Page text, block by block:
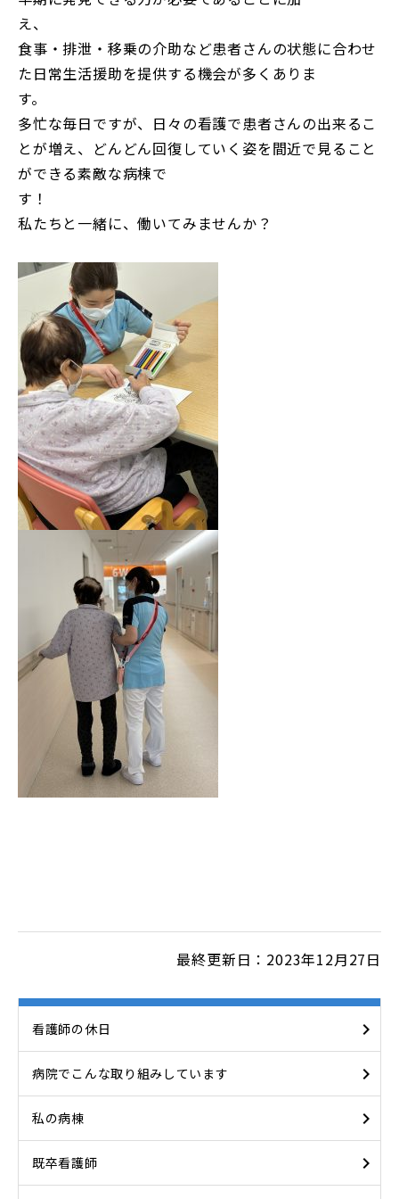
食事・排泄・移乗の介助など患者さんの状態に合わせ
た日常生活援助を提供する機会が多くありま
多忙な毎日ですが、日々の看護で患者さんの出来るこ
とが増え、どんどん回復していく姿を間近で見ること
ができる素敵な病棟で
す
私たちと一緒に、働いてみませんか？
最終更新日：2023年12月27日
看護師の休日
病院でこんな取り組みしています
私の病棟
既卒看護師